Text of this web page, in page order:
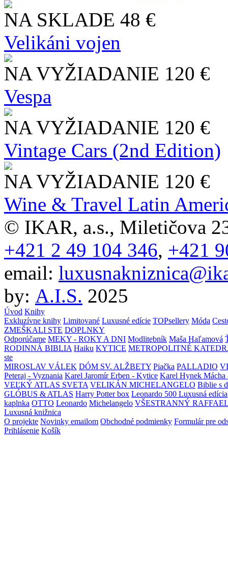
NA SKLADE 48 €
Velikáni vojen
NA VYŽIADANIE 120 €
Vespa
NA VYŽIADANIE 120 €
Vintage Cars (2nd Edition)
NA VYŽIADANIE 120 €
Wine & Travel Latin
© IKAR, a.s., Miletičova
+421 2 49 104 346, +421
email:
by: A.I.S. 2025
Úvod Knihy
Exkluzívne knihy Limitované Luxusné edície TOPsellery Móda
ZMEŠKALI STE DOPLNKY
Odporúčame MEKY - ROKY A DNI Modlitebník Maša Haľamová
RODINNÁ BIBLIA Haiku KYTICE METROPOLITNÉ
ste
MIROSLAV VÁLEK DÓM SV. ALŽBETY Piačka PALLADIO
Peteraj - Vyznania Karel Jaromír Erben - Kytice Karel Hynek Mácha
VEĽKÝ ATLAS SVETA VELIKÁN MICHELANGELO Biblie s
GLÓBUS & ATLAS Harry Potter box Leonardo 500 Luxusná edícia
kaplnka OTTO Leonardo Michelangelo VŠESTRANNÝ
Luxusná knižnica
O projekte Novinky emailom Obchodné podmienky Formulár pre
Prihlásenie Košík